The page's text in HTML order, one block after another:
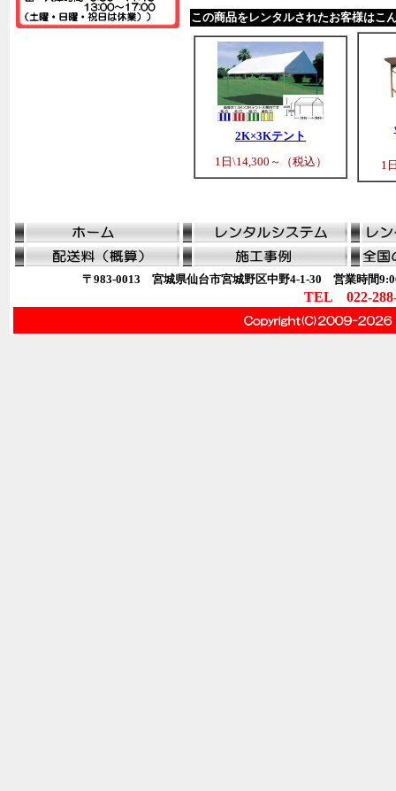
この商品をレンタルされたお客様はこ
2K×3Kテント
1日\14,300～（税込）
1
〒983-0013 宮城県仙台市宮城野区中野4-1-30 営業時間
TEL 022-